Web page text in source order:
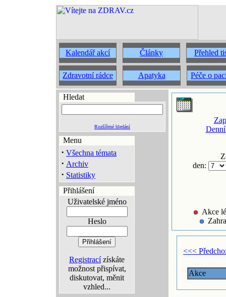
Kalendář akcí Články Přehled
Zdravotní rádce Apatyka Péče o
Hledat
Rozšířené hledání
Menu
· Všechna témata
· Archiv
· Statistiky
Přihlášení
Uživatelské jméno
Heslo
Registracízískáte
možnost přispívat,
diskutovat, měnit
vzhled...
den:
Akce
<<<
Akce